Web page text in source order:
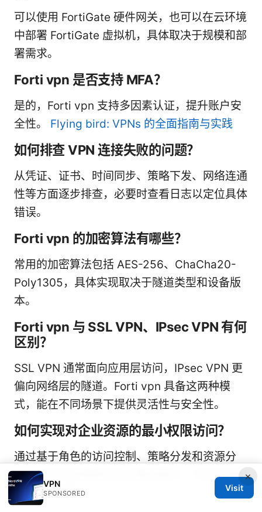
可以使用 FortiGate 硬件网关，也可以在云环境
中部署 FortiGate 虚拟机，具体取决于规模和部
署需求。
Forti vpn 是否支持 MFA？
是的，Forti vpn 支持多因素认证，提升账户安
全性。 Flying bird: VPNs 的全面指南与实践
如何排查 VPN 连接失败的问题？
从凭证、证书、时间同步、策略下发、网络连通
性等方面逐步排查，必要时查看日志以定位具体
错误。
Forti vpn 的加密算法有哪些？
常用的加密算法包括 AES-256、ChaCha20-
Poly1305，具体实现取决于隧道类型和设备版
本。
Forti vpn 与 SSL VPN、IPsec VPN 有何
区别？
SSL VPN 通常面向应用层访问，IPsec VPN 更
偏向网络层的隧道。Forti vpn 具备这两种模
式，能在不同场景下提供灵活性与安全性。
如何实现对企业资源的最小权限访问？
通过基于角色的访问控制、策略分发和资源分
组，将访问权限限定在必要范围内，并结合网络
分段进行保护。
×
VPN
SPONSORED
Visit